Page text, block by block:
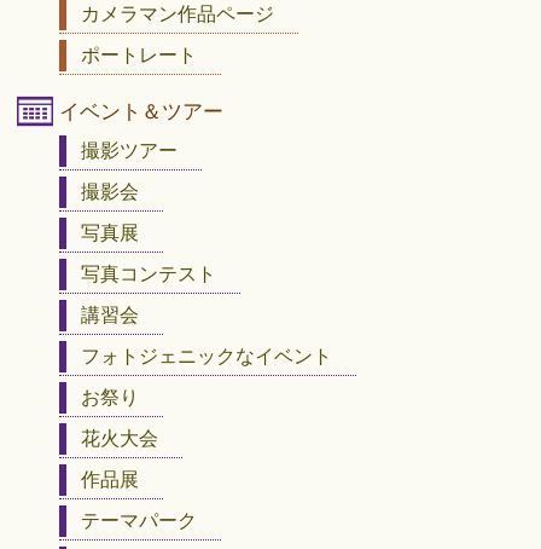
カメラマン作品ページ
ポートレート
イベント＆ツアー
撮影ツアー
撮影会
写真展
写真コンテスト
講習会
フォトジェニックなイベント
お祭り
花火大会
作品展
テーマパーク